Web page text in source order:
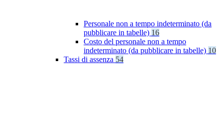
Personale non a tempo indeterminato (da
pubblicare in tabelle) 16
Costo del personale non a tempo
indeterminato (da pubblicare in tabelle) 10
Tassi di assenza 54